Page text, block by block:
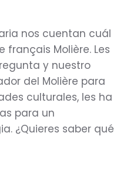
nos cuentan cuál
français Molière. Les
y nuestro
del Molière para
culturales, les ha
para un
¿Quieres saber qué